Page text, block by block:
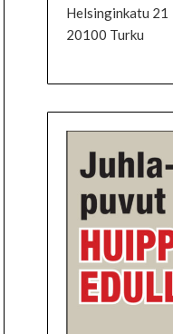
Helsinginkatu 21
20100 Turku